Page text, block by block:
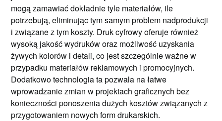
mogą zamawiać dokładnie tyle materiałów, ile
potrzebują, eliminując tym samym problem nadprodukcji
i związane z tym koszty. Druk cyfrowy oferuje również
wysoką jakość wydruków oraz możliwość uzyskania
żywych kolorów i detali, co jest szczególnie ważne w
przypadku materiałów reklamowych i promocyjnych.
Dodatkowo technologia ta pozwala na łatwe
wprowadzanie zmian w projektach graficznych bez
konieczności ponoszenia dużych kosztów związanych z
przygotowaniem nowych form drukarskich.